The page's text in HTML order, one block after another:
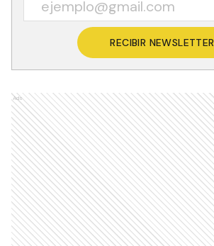
RECIBIR NEWSLETTER
Ads